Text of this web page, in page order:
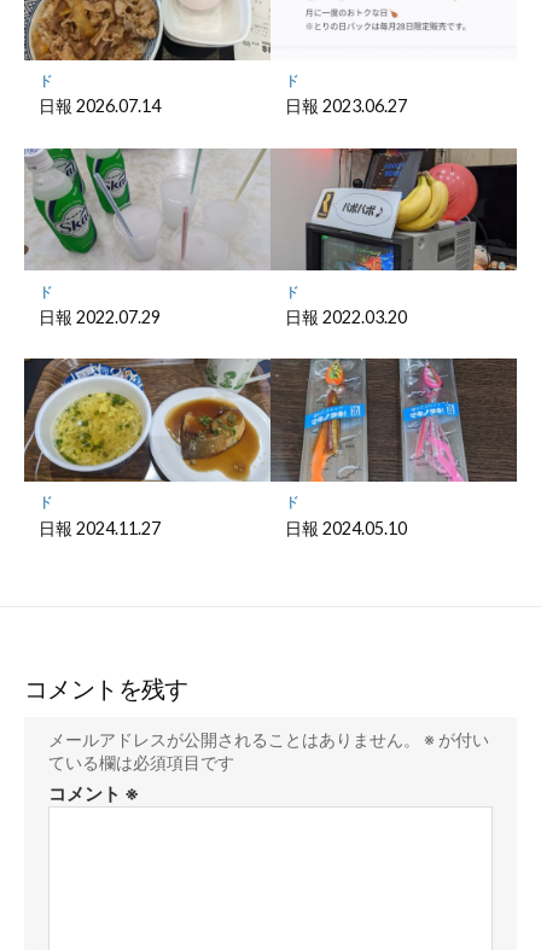
ク
に
保
存
ド
日報 2026.07.14
ド
日報 2023.06.27
ド
日報 2022.07.29
ド
日報 2022.03.20
ド
日報 2024.11.27
ド
日報 2024.05.10
コメントを残す
メールアドレスが公開されることはありません。 ※ が付い
ている欄は必須項目です
コメント ※